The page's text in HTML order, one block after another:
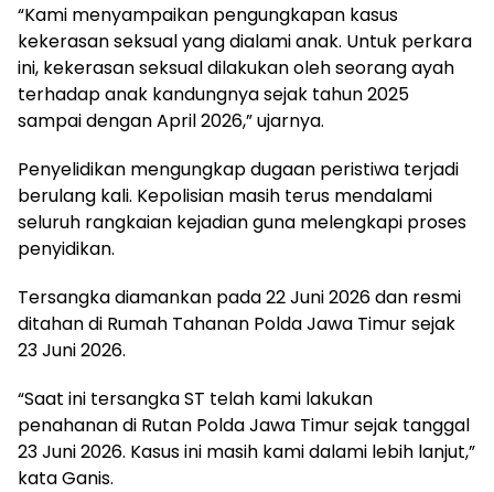
“Kami menyampaikan pengungkapan kasus
kekerasan seksual yang dialami anak. Untuk perkara
ini, kekerasan seksual dilakukan oleh seorang ayah
terhadap anak kandungnya sejak tahun 2025
sampai dengan April 2026,” ujarnya.
Penyelidikan mengungkap dugaan peristiwa terjadi
berulang kali. Kepolisian masih terus mendalami
seluruh rangkaian kejadian guna melengkapi proses
penyidikan.
Tersangka diamankan pada 22 Juni 2026 dan resmi
ditahan di Rumah Tahanan Polda Jawa Timur sejak
23 Juni 2026.
“Saat ini tersangka ST telah kami lakukan
penahanan di Rutan Polda Jawa Timur sejak tanggal
23 Juni 2026. Kasus ini masih kami dalami lebih lanjut,”
kata Ganis.